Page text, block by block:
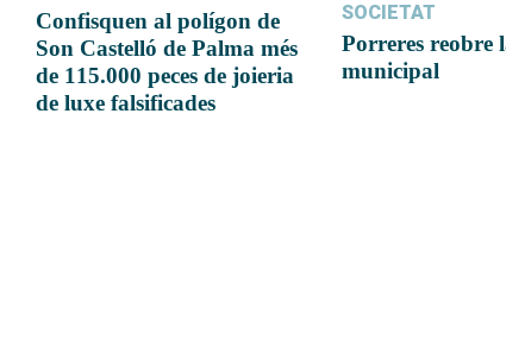
Confisquen al polígon de
Son Castelló de Palma més
de 115.000 peces de joieria
de luxe falsificades
SOCIETAT
Porreres reobre
municipal